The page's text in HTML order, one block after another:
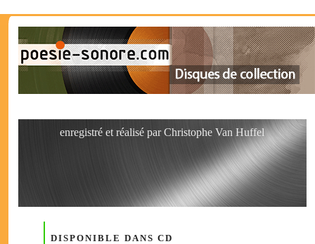
enregistré et réalisé par Christophe Van Huffel
DISPONIBLE DANS CD